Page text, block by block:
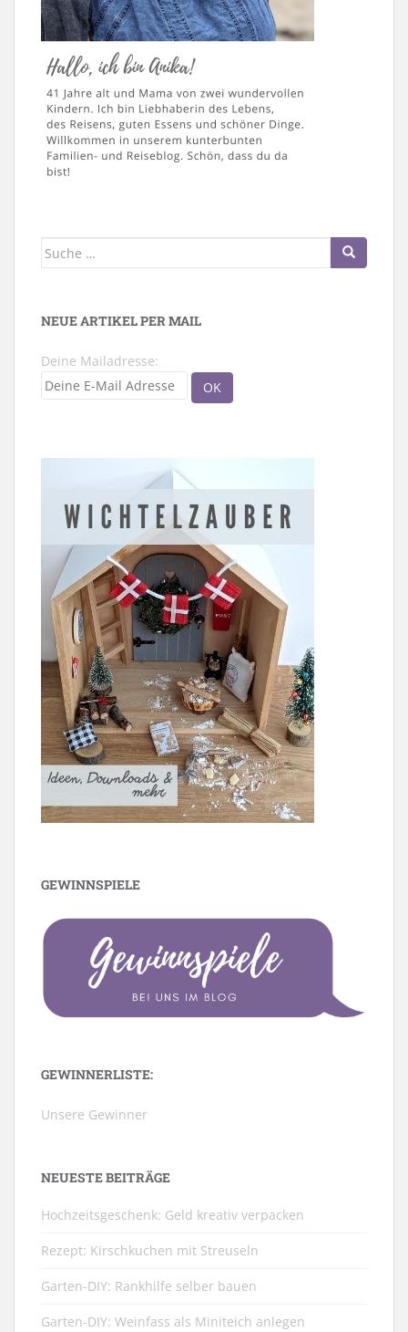
Suche
NEUE ARTIKEL PER MAIL
Deine Mailadresse:
GEWINNSPIELE
GEWINNERLISTE:
Unsere Gewinner
NEUESTE BEITRÄGE
Hochzeitsgeschenk: Geld kreativ verpacken
Rezept: Kirschkuchen mit Streuseln
Garten-DIY: Rankhilfe selber bauen
Garten-DIY: Weinfass als Miniteich anlegen